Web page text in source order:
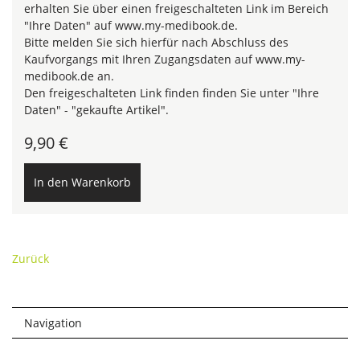
erhalten Sie über einen freigeschalteten Link im Bereich
"Ihre Daten" auf www.my-medibook.de.
Bitte melden Sie sich hierfür nach Abschluss des
Kaufvorgangs mit Ihren Zugangsdaten auf www.my-
medibook.de an.
Den freigeschalteten Link finden finden Sie unter "Ihre
Daten" - "gekaufte Artikel".
9,90€
Zurück
Navigation